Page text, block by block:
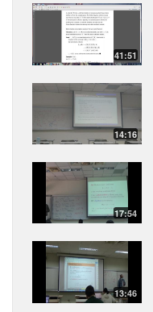
41:51
14:16
17:54
13:46